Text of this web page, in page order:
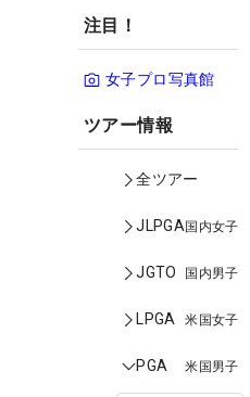
注目！
女子プロ写真館
ツアー情報
全ツアー
JLPGA国内女子
JGTO 国内男子
LPGA 米国女子
PGA 米国男子